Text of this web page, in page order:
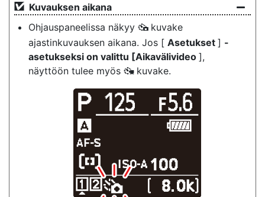
Kuvauksen aikana
Ohjauspaneelissa näkyy 7 kuvake
ajastinkuvauksen aikana. Jos [ Asetukset ] -
asetukseksi on valittu [Aikavälivideo ],
näyttöön tulee myös 8 kuvake.